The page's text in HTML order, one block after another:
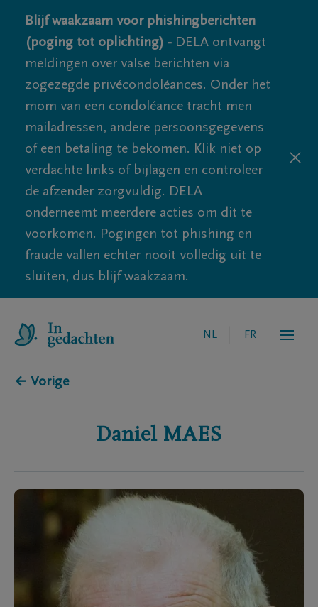
Blijf waakzaam voor phishingberichten
(poging tot oplichting) - DELA ontvangt
meldingen over valse berichten via
zogezegde privécondoléances. Onder het
mom van een condoléance tracht men
mailadressen, andere persoonsgegevens
of een betaling te bekomen. Klik niet op
verdachte links of bijlagen en controleer
de afzender zorgvuldig. DELA
onderneemt meerdere acties om dit te
voorkomen. Pogingen tot phishing en
fraude vallen echter nooit volledig uit te
sluiten, dus blijf waakzaam.
NL FR
← Vorige
Daniel MAES